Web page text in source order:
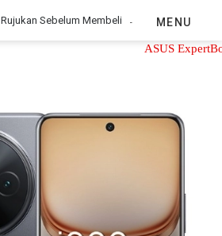
Rujukan Sebelum Membeli MENU